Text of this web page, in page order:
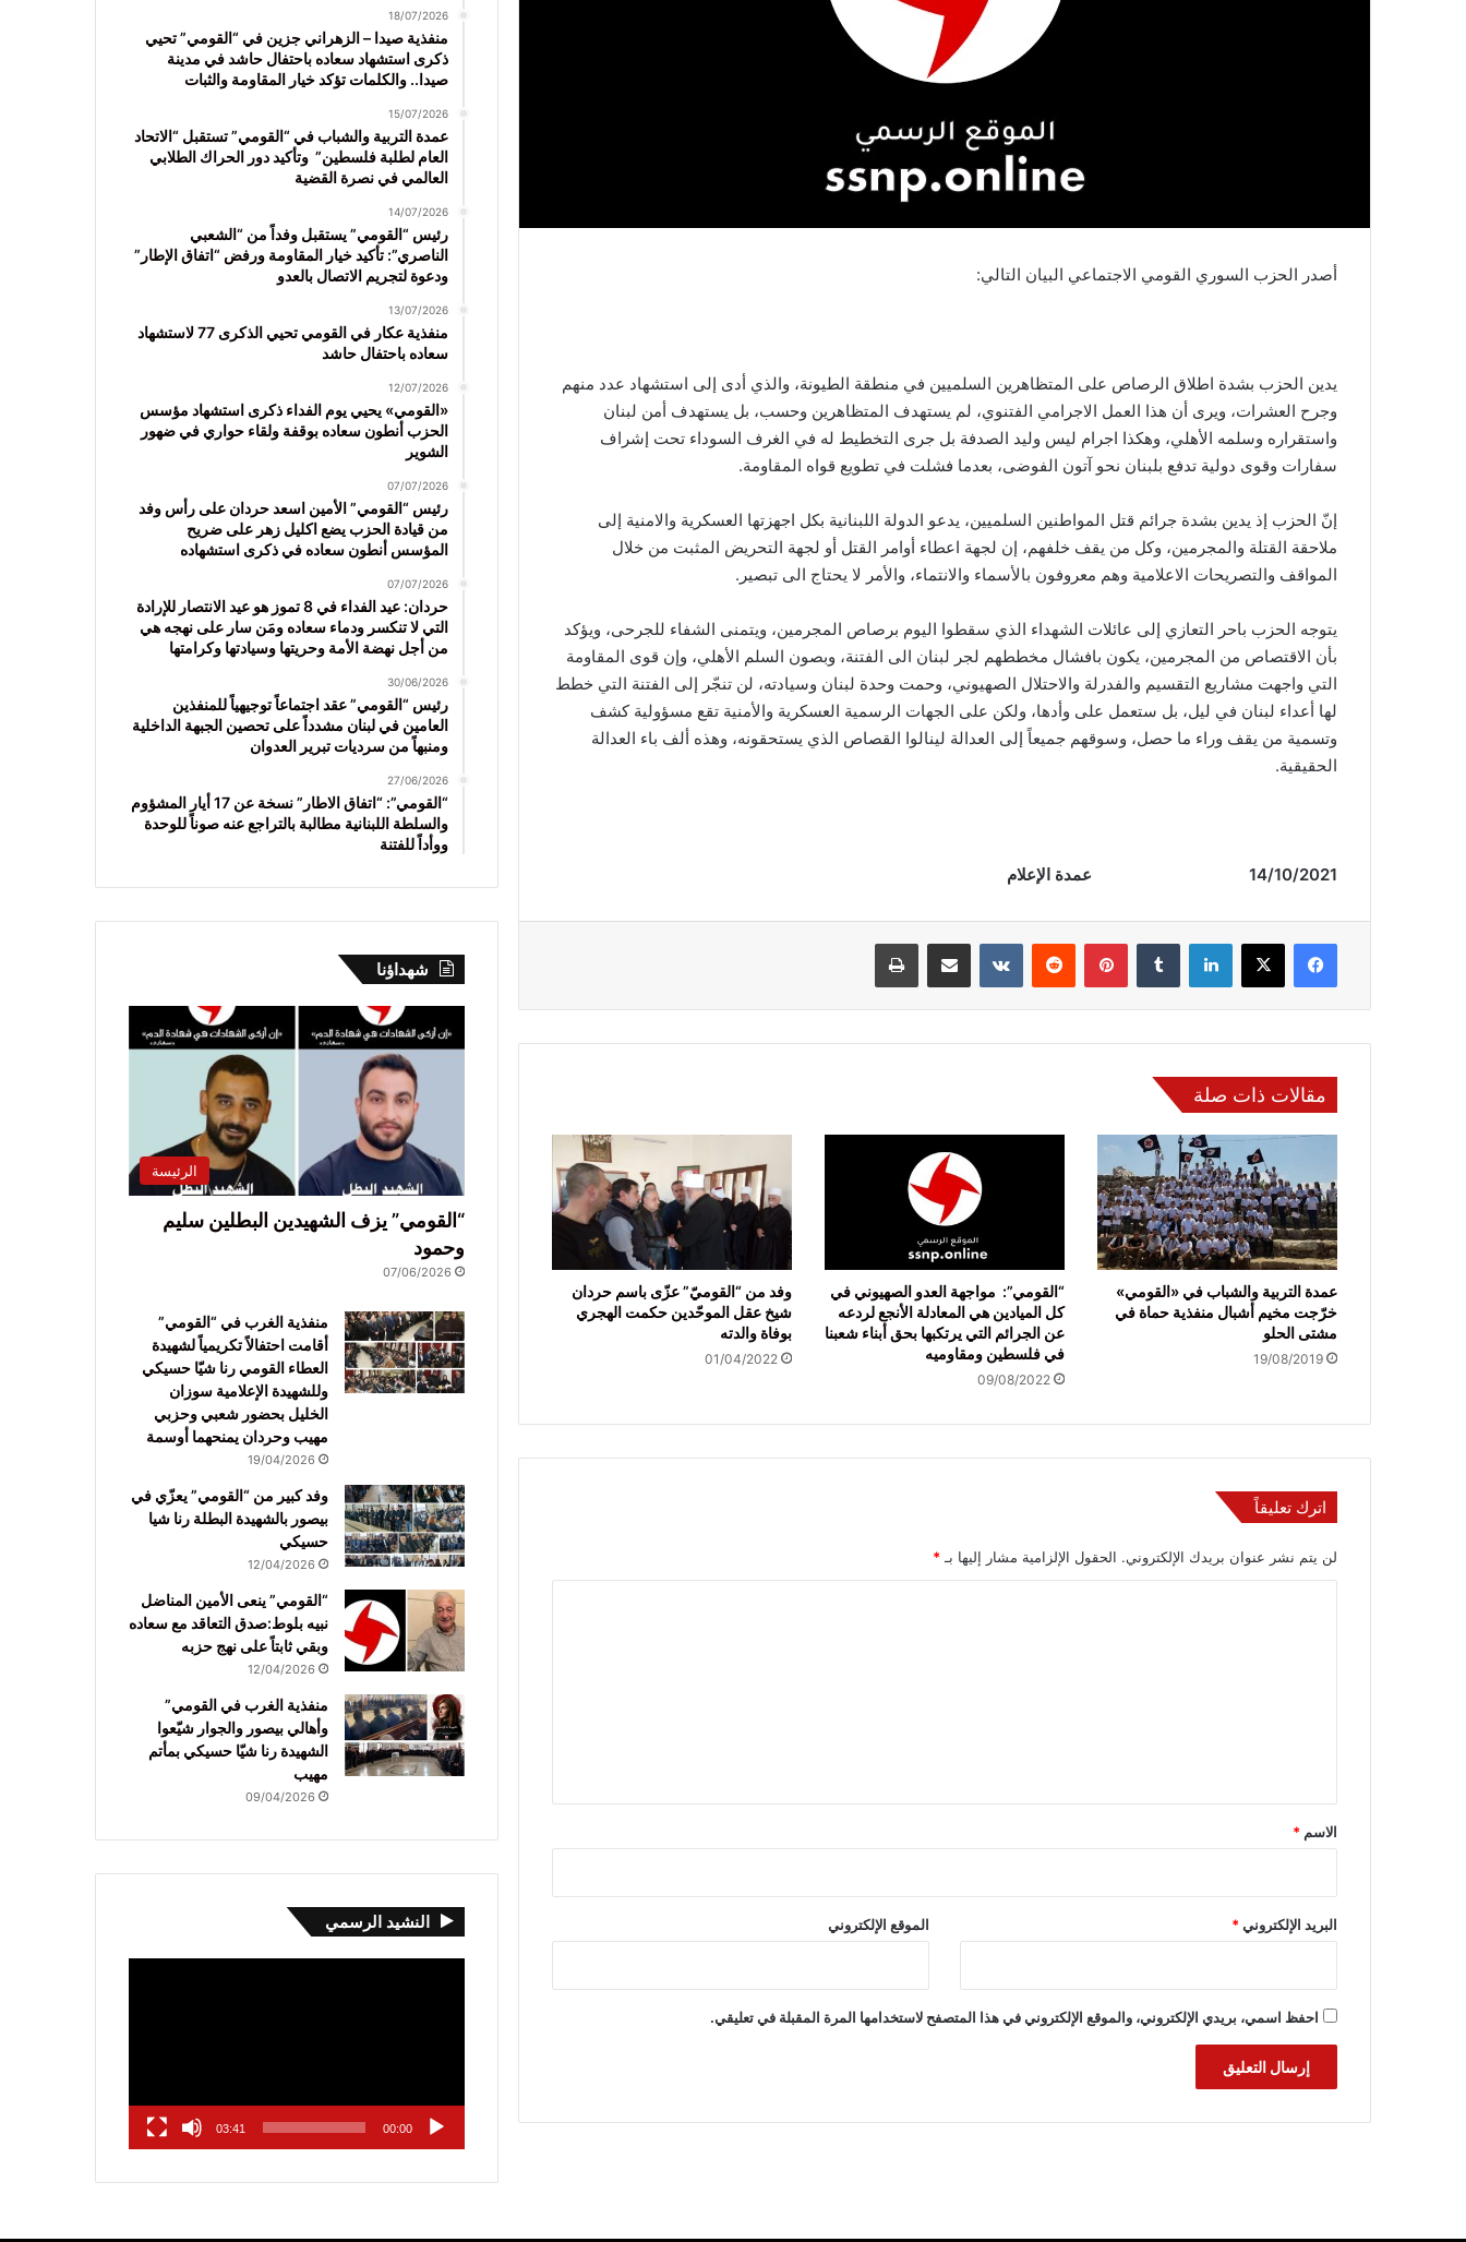
أصدر الحزب السوري القومي الاجتماعي البيان التالي:
يدين الحزب بشدة اطلاق الرصاص على المتظاهرين السلميين في منطقة الطيونة، والذي أدى إلى استشهاد عدد منهم
وجرح العشرات، ويرى أن هذا العمل الاجرامي الفتنوي، لم يستهدف المتظاهرين وحسب، بل يستهدف أمن لبنان
واستقراره وسلمه الأهلي، وهكذا اجرام ليس وليد الصدفة بل جرى التخطيط له في الغرف السوداء تحت إشراف
سفارات وقوى دولية تدفع بلبنان نحو آتون الفوضى، بعدما فشلت في تطويع قواه المقاومة.
إنّ الحزب إذ يدين بشدة جرائم قتل المواطنين السلميين، يدعو الدولة اللبنانية بكل اجهزتها العسكرية والامنية إلى
ملاحقة القتلة والمجرمين، وكل من يقف خلفهم، إن لجهة اعطاء أوامر القتل أو لجهة التحريض المثبت من خلال
المواقف والتصريحات الاعلامية وهم معروفون بالأسماء والانتماء، والأمر لا يحتاج الى تبصير.
يتوجه الحزب باحر التعازي إلى عائلات الشهداء الذي سقطوا اليوم برصاص المجرمين، ويتمنى الشفاء للجرحى، ويؤكد
بأن الاقتصاص من المجرمين، يكون بافشال مخططهم لجر لبنان الى الفتنة، وبصون السلم الأهلي، وإن قوى المقاومة
التي واجهت مشاريع التقسيم والفدرلة والاحتلال الصهيوني، وحمت وحدة لبنان وسيادته، لن تنجّر إلى الفتنة التي خطط
لها أعداء لبنان في ليل، بل ستعمل على وأدها، ولكن على الجهات الرسمية العسكرية والأمنية تقع مسؤولية كشف
وتسمية من يقف وراء ما حصل، وسوقهم جميعاً إلى العدالة لينالوا القصاص الذي يستحقونه، وهذه ألف باء العدالة
الحقيقية.
14/10/2021 عمدة الإعلام
فيسبوك لينكدإن بينتيريست
مقالات ذات صلة
عمدة التربية والشباب في «القومي»
خرّجت مخيم أشبال منفذية حماة في
مشتى الحلو
19/08/2019
“القومي”: مواجهة العدو الصهيوني في
كل الميادين هي المعادلة الأنجع لردعه
عن الجرائم التي يرتكبها بحق أبناء شعبنا
في فلسطين ومقاوميه
09/08/2022
وفد من “القوميّ” عزّى باسم حردان
شيخ عقل الموحّدين حكمت الهجري
بوفاة والدته
01/04/2022
اترك تعليقاً
لن يتم نشر عنوان بريدك الإلكتروني. الحقول الإلزامية مشار إليها بـ *
*
الاسم *
البريد الإلكتروني* الموقع الإلكتروني
احفظ اسمي، بريدي الإلكتروني، والموقع الإلكتروني في هذا المتصفح لاستخدامها المرة المقبلة في تعليقي.
18/07/2026
منفذية صيدا – الزهراني جزين في “القومي” تحيي
ذكرى استشهاد سعاده باحتفال حاشد في مدينة
صيدا.. والكلمات تؤكد خيار المقاومة والثبات
15/07/2026
عمدة التربية والشباب في “القومي” تستقبل “الاتحاد
العام لطلبة فلسطين” وتأكيد دور الحراك الطلابي
العالمي في نصرة القضية
14/07/2026
رئيس “القومي” يستقبل وفداً من “الشعبي
الناصري”: تأكيد خيار المقاومة ورفض “اتفاق الإطار”
ودعوة لتجريم الاتصال بالعدو
13/07/2026
منفذية عكار في القومي تحيي الذكرى 77 لاستشهاد
سعاده باحتفال حاشد
12/07/2026
«القومي» يحيي يوم الفداء ذكرى استشهاد مؤسس
الحزب أنطون سعاده بوقفة ولقاء حواري في ضهور
الشوير
07/07/2026
رئيس “القومي” الأمين اسعد حردان على رأس وفد
من قيادة الحزب يضع اكليل زهر على ضريح
المؤسس أنطون سعاده في ذكرى استشهاده
07/07/2026
حردان: عيد الفداء في 8 تموز هو عيد الانتصار للإرادة
التي لا تنكسر ودماء سعاده ومَن سار على نهجه هي
من أجل نهضة الأمة وحريتها وسيادتها وكرامتها
30/06/2026
رئيس “القومي” عقد اجتماعاً توجيهياً للمنفذين
العامين في لبنان مشدداً على تحصين الجبهة الداخلية
ومنبهاً من سرديات تبرير العدوان
27/06/2026
“القومي”: “اتفاق الاطار” نسخة عن 17 أيار المشؤوم
والسلطة اللبنانية مطالبة بالتراجع عنه صوناً للوحدة
ووأداً للفتنة
شهداؤنا
الرئيسة
“القومي” يزف الشهيدين البطلين سليم
وحمود
07/06/2026
منفذية الغرب في “القومي”
أقامت احتفالاً تكريمياً لشهيدة
العطاء القومي رنا شيّا حسيكي
وللشهيدة الإعلامية سوزان
الخليل بحضور شعبي وحزبي
مهيب وحردان يمنحهما أوسمة
19/04/2026
وفد كبير من “القومي” يعزّي في
بيصور بالشهيدة البطلة رنا شيا
حسيكي
12/04/2026
“القومي” ينعى الأمين المناضل
نبيه بلوط:صدق التعاقد مع سعاده
وبقي ثابتاً على نهج حزبه
12/04/2026
منفذية الغرب في القومي”
وأهالي بيصور والجوار شيّعوا
الشهيدة رنا شيّا حسيكي بمأتم
مهيب
09/04/2026
النشيد الرسمي
00:00
03:41